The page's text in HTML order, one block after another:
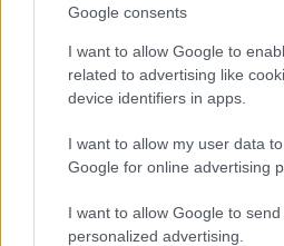
Google consents
I want to allow Google to
related to advertising like
device identifiers in apps.
I want to allow my user data
Google for online advertising
I want to allow Google to send
personalized advertising.
Awards με ρετρό bob και
ωραιότερο έχουμε δει
17.06.2024byΔημητρα
Celebrities,Μαλλια
Elle Fanning: Μόλις
στο ωραιότερο bob της
Fashion